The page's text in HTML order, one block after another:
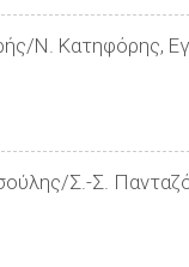
Ν. Κατηφόρης,
Σ.-Σ.